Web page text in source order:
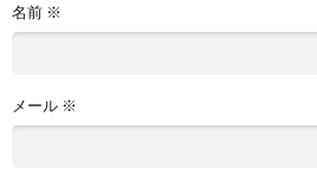
名前 ※
メール ※